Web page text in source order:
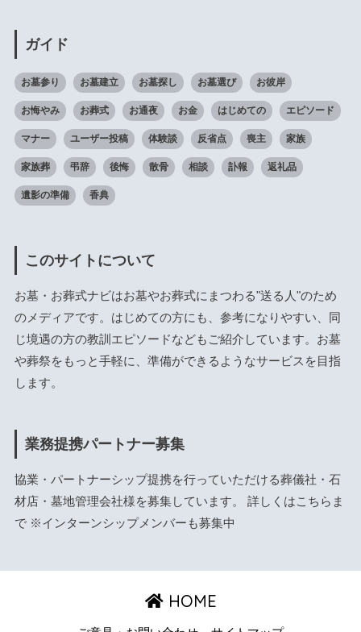
ガイド
お墓参り お墓建立 お墓探し お墓選び お彼岸
お悔やみ お葬式 お通夜 お金 はじめての エピソード
マナー ユーザー投稿 体験談 反省点 喪主 家族
家族葬 弔辞 後悔 散骨 相談 訃報 返礼品
遺影の準備 香典
このサイトについて
お墓・お葬式ナビはお墓やお葬式にまつわる"送る人"のため
のメディアです。はじめての方にも、参考になりやすい、同
じ境遇の方の教訓エピソードなどもご紹介しています。お墓
や葬祭をもっと手軽に、準備ができるようなサービスを目指
します。
業務提携パートナー募集
協業・パートナーシップ提携を行っていただける葬儀社・石
材店・墓地管理会社様を募集しています。 詳しくはこちら ま
で ※インターンシップメンバーも募集中
HOME